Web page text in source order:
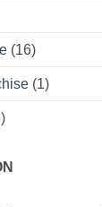
(16)
(1)